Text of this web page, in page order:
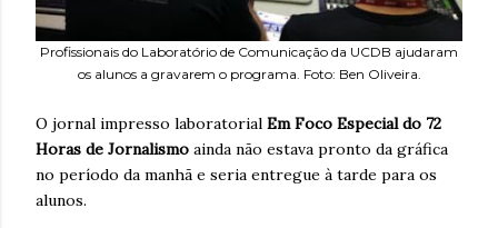
Profissionais do Laboratório de Comunicação da UCDB ajudaram
os alunos a gravarem o programa. Foto: Ben Oliveira.
O jornal impresso laboratorial Em Foco Especial do 72
Horas de Jornalismo ainda não estava pronto da gráfica
no período da manhã e seria entregue à tarde para os
alunos.